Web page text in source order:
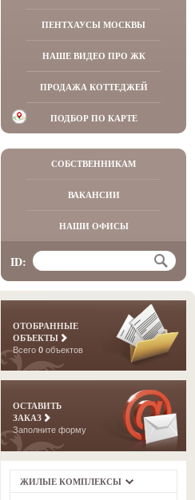
ПЕНТХАУСЫ МОСКВЫ
НАШЕ ВИДЕО ПРО ЖК
ПРОДАЖА КОТТЕДЖЕЙ
ПОДБОР ПО КАРТЕ
СОБСТВЕННИКАМ
ВАКАНСИИ
НАШИ ОФИСЫ
ID:
ОТОБРАННЫЕ
ОБЪЕКТЫ
Всего 0 объектов
ОСТАВИТЬ
ЗАКАЗ
Заполните форму
ЖИЛЫЕ КОМПЛЕКСЫ